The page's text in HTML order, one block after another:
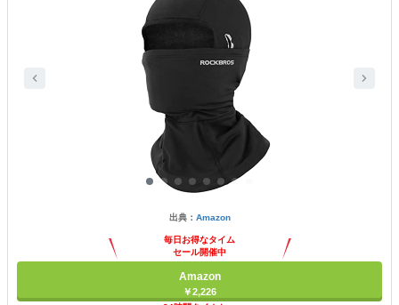
出典： Amazon
毎日お得なタイム
セール開催中
Amazon
￥2,226